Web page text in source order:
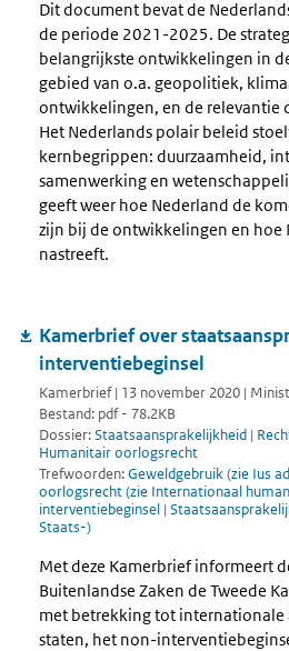
Dit document bevat de
de periode 2021-2025. De
belangrijkste ontwikkelingen in
gebied van o.a. geopolitiek,
ontwikkelingen, en de relevantie
Het Nederlands polair beleid
kernbegrippen: duurzaamheid,
samenwerking en
geeft weer hoe Nederland de
zijn bij de ontwikkelingen en hoe
nastreeft.
Kamerbrief over
interventiebeginsel
Kamerbrief | 13 november 2020 |
Bestand: pdf - 78.2KB
Dossier:Staatsaansprakelijkheid |
Humanitair oorlogsrecht
Trefwoorden:Geweldgebruik (zie Ius
oorlogsrecht (zie Internationaal
interventiebeginsel |
Staats-)
Met deze Kamerbrief informeert
Buitenlandse Zaken de Tweede
met betrekking tot internationale
staten, het non-